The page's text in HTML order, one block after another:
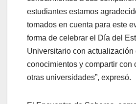
estudiantes estamos
tomados en cuenta para este
forma de celebrar el Día del
Universitario con actualización
conocimientos y compartir con
otras universidades”, expresó.